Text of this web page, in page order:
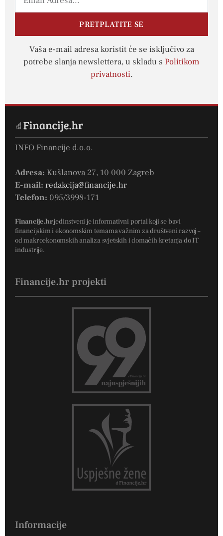
PRETPLATITE SE
Vaša e-mail adresa koristit će se isključivo za
potrebe slanja newslettera, u skladu s Politikom
privatnosti.
INFO Financije d.o.o.
Adresa: Kušlanova 27, 10 000 Zagreb
E-mail: redakcija@financije.hr
Telefon: 095/3998-171
Financije.hrjedinstveni je informativni portal koji se bavi
financijskim i ekonomskim temama važnim za društveni razvoj –
od makroekonomskih analiza svjetskih i domaćih kretanja do IT
industrije.
Financije.hr projekti
Informacije